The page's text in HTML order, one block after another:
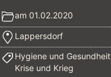
am 01.02.2020
Lappersdorf
Hygiene und Gesundheit
Krise und Krieg